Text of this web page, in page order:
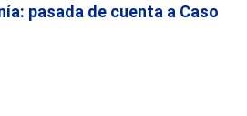
pasada de cuenta a Caso